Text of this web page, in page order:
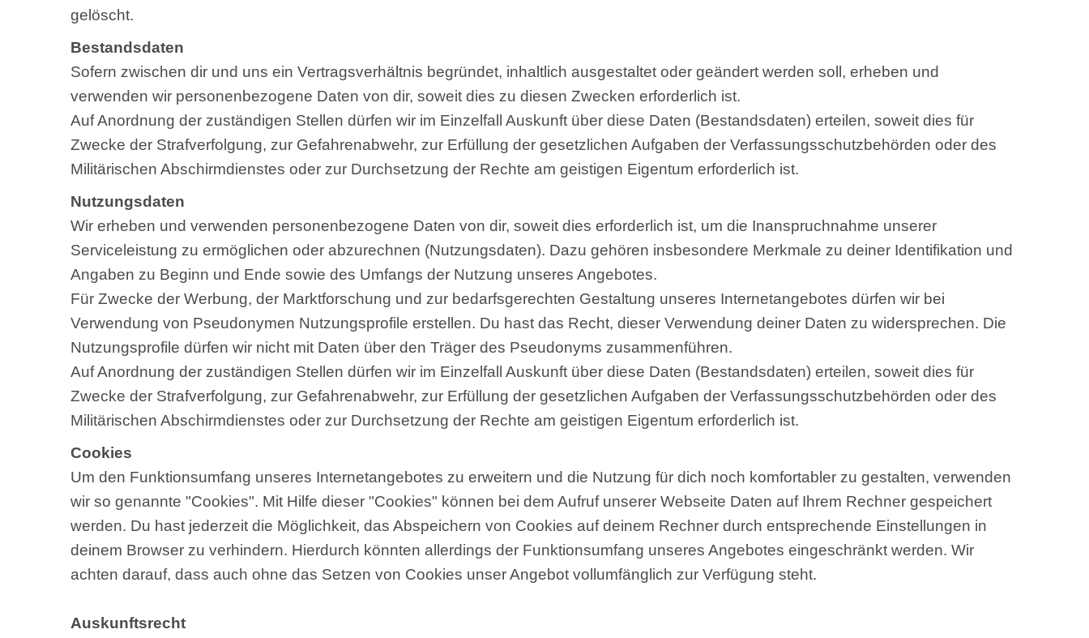
gelöscht.
Bestandsdaten
Sofern zwischen dir und uns ein Vertragsverhältnis begründet, inhaltlich ausgestaltet oder geändert werden soll, erheben und
verwenden wir personenbezogene Daten von dir, soweit dies zu diesen Zwecken erforderlich ist.
Auf Anordnung der zuständigen Stellen dürfen wir im Einzelfall Auskunft über diese Daten (Bestandsdaten) erteilen, soweit dies für
Zwecke der Strafverfolgung, zur Gefahrenabwehr, zur Erfüllung der gesetzlichen Aufgaben der Verfassungsschutzbehörden oder des
Militärischen Abschirmdienstes oder zur Durchsetzung der Rechte am geistigen Eigentum erforderlich ist.
Nutzungsdaten
Wir erheben und verwenden personenbezogene Daten von dir, soweit dies erforderlich ist, um die Inanspruchnahme unserer
Serviceleistung zu ermöglichen oder abzurechnen (Nutzungsdaten). Dazu gehören insbesondere Merkmale zu deiner Identifikation und
Angaben zu Beginn und Ende sowie des Umfangs der Nutzung unseres Angebotes.
Für Zwecke der Werbung, der Marktforschung und zur bedarfsgerechten Gestaltung unseres Internetangebotes dürfen wir bei
Verwendung von Pseudonymen Nutzungsprofile erstellen. Du hast das Recht, dieser Verwendung deiner Daten zu widersprechen. Die
Nutzungsprofile dürfen wir nicht mit Daten über den Träger des Pseudonyms zusammenführen.
Auf Anordnung der zuständigen Stellen dürfen wir im Einzelfall Auskunft über diese Daten (Bestandsdaten) erteilen, soweit dies für
Zwecke der Strafverfolgung, zur Gefahrenabwehr, zur Erfüllung der gesetzlichen Aufgaben der Verfassungsschutzbehörden oder des
Militärischen Abschirmdienstes oder zur Durchsetzung der Rechte am geistigen Eigentum erforderlich ist.
Cookies
Um den Funktionsumfang unseres Internetangebotes zu erweitern und die Nutzung für dich noch komfortabler zu gestalten, verwenden
wir so genannte "Cookies". Mit Hilfe dieser "Cookies" können bei dem Aufruf unserer Webseite Daten auf Ihrem Rechner gespeichert
werden. Du hast jederzeit die Möglichkeit, das Abspeichern von Cookies auf deinem Rechner durch entsprechende Einstellungen in
deinem Browser zu verhindern. Hierdurch könnten allerdings der Funktionsumfang unseres Angebotes eingeschränkt werden. Wir
achten darauf, dass auch ohne das Setzen von Cookies unser Angebot vollumfänglich zur Verfügung steht.
Auskunftsrecht